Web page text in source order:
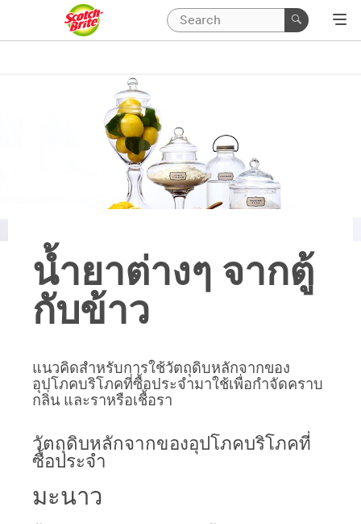
น้ำยาต่างๆ จากตู้
กับข้าว
แนวคิดสำหรับการใช้วัตถุดิบหลักจากของ
อุปโภคบริโภคที่ซื้อประจำมาใช้เพื่อกำจัดคราบ
กลิ่น และราหรือเชื้อรา
วัตถุดิบหลักจากของอุปโภคบริโภคที่
ซื้อประจำ
มะนาว